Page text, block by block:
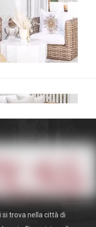
si trova nella città di